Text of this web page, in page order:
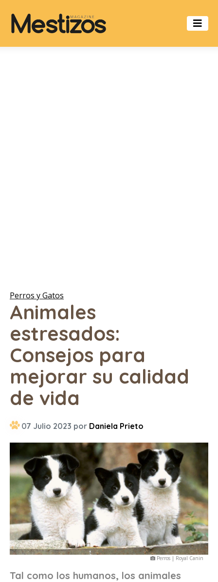
Perros y Gatos
Animales
estresados:
Consejos para
mejorar su calidad
de vida
07 Julio 2023 por Daniela Prieto
Perros | Royal Canin
Tal como los humanos, los animales